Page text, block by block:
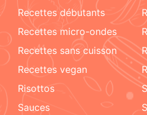
recettes débutants
recettes micro-ondes
recettes sans cuisson
recettes vegan
risottos
sauces